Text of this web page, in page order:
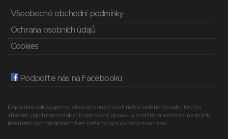
Všeobecné obchodní podmínky
Ochrana osobních údajů
Cookies
Podpořte nás na Facebooku
Explicitně zakazujeme jakékoli použití části nebo celého obsahu těchto
stránek, jejich reprodukci, kopírování, úpravu a zvláště prezentaci na jiných
internetových stránkách bez našeho výslovného souhlasu.